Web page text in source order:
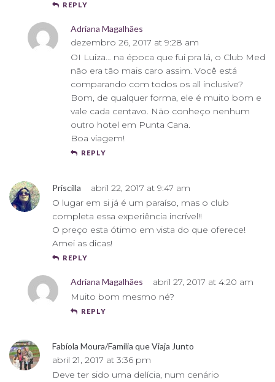
REPLY
Adriana Magalhães
dezembro 26, 2017 at 9:28 am
OI Luiza… na época que fui pra lá, o Club Med
não era tão mais caro assim. Você está
comparando com todos os all inclusive?
Bom, de qualquer forma, ele é muito bom e
vale cada centavo. Não conheço nenhum
outro hotel em Punta Cana.
Boa viagem!
REPLY
Priscilla
abril 22, 2017 at 9:47 am
O lugar em si já é um paraíso, mas o club
completa essa experiência incrível!!
O preço esta ótimo em vista do que oferece!
Amei as dicas!
REPLY
Adriana Magalhães
abril 27, 2017 at 4:20 am
Muito bom mesmo né?
REPLY
Fabíola Moura/Família que Viaja Junto
abril 21, 2017 at 3:36 pm
Deve ter sido uma delícia, num cenário